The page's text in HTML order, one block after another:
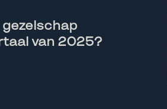
gezelschap
van 2025?